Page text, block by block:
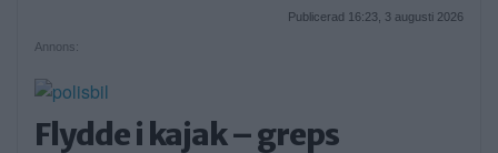
Publicerad 16:23, 3 augusti 2026
Annons:
Flydde i kajak – greps